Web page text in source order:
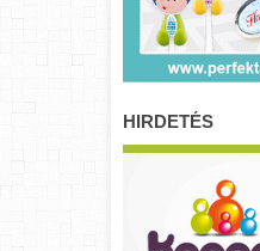
HIRDETÉS